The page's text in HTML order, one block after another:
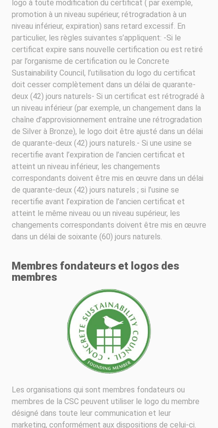
logo à toute modification du certificat ( par exemple,
promotion à un niveau supérieur, rétrogradation à un
niveau inférieur, expiration) sans retard excessif. En
particulier, les règles suivantes s’appliquent: -Si le
certificat expire sans nouvelle certification ou est retiré
par l’organisme de certification ou le Concrete
Sustainability Council, l’utilisation du logo du certificat
doit cesser complètement dans un délai de quarante-
deux (42) jours naturels- Si un certificat est rétrogradé à
un niveau inférieur (par exemple, un changement dans la
chaîne d’approvisionnement entraîne une rétrogradation
de Silver à Bronze), le logo doit être ajusté dans un délai
de quarante-deux (42) jours naturels.- Si une usine se
recertifie avant l’expiration de l’ancien certificat et
atteint un niveau inférieur, les changements
correspondants doivent être mis en œuvre dans un délai
de quarante-deux (42) jours naturels ; si l’usine se
recertifie avant l’expiration de l’ancien certificat et
atteint le même niveau ou un niveau supérieur, les
changements correspondants doivent être mis en œuvre
dans un délai de soixante (60) jours naturels.
Membres fondateurs et logos des
membres
Les organisations qui sont membres fondateurs ou
membres de la CSC peuvent utiliser le logo du membre
désigné dans toute leur communication et leur
marketing, conformément aux dispositions de celui-ci.